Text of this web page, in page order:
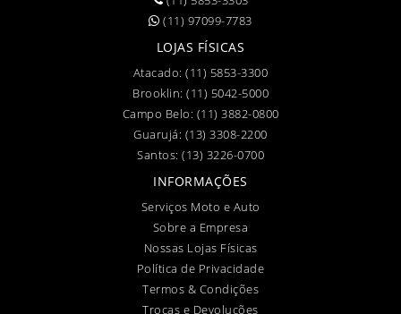
(11) 97099-7783
LOJAS FÍSICAS
Atacado:(11) 5853-3300
Brooklin: (11) 5042-5000
Campo Belo: (11) 3882-0800
Guarujá: (13) 3308-2200
Santos: (13) 3226-0700
INFORMAÇÕES
Serviços Moto e Auto
Sobre a Empresa
Nossas Lojas Físicas
Política de Privacidade
Termos & Condições
Trocas e Devoluções